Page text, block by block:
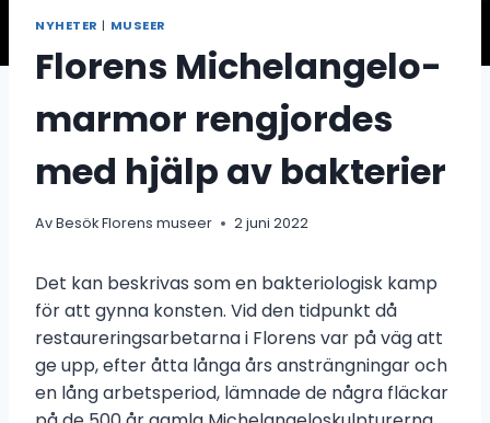
NYHETER | MUSEER
Florens Michelangelo-
marmor rengjordes
med hjälp av bakterier
AvBesök Florens museer 2 juni 2022
Det kan beskrivas som en bakteriologisk kamp
för att gynna konsten. Vid den tidpunkt då
restaureringsarbetarna i Florens var på väg att
ge upp, efter åtta långa års ansträngningar och
en lång arbetsperiod, lämnade de några fläckar